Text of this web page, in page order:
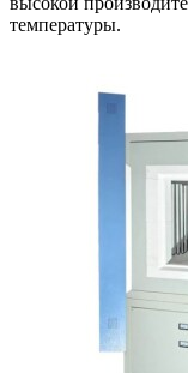
температуры.